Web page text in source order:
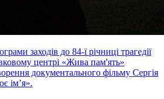
заходів до 84-ї річниці трагедії
центрі «Жива пам'ять»
документального фільму Сергія
ім’я».